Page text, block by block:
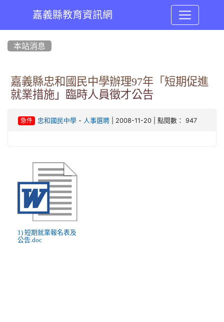
嘉義縣教育資訊網
本站消息
嘉義縣忠和國民中學辦理97年「短期促進
就業措施」臨時人員徵才公告
急件 忠和國民中學- 人事選聘| 2008-11-20 | 點閱數： 947
1) 短期就業報名表及
公告.doc